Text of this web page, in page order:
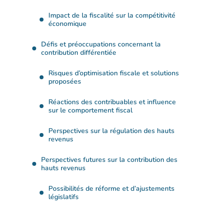
Impact de la fiscalité sur la compétitivité
économique
Défis et préoccupations concernant la
contribution différentiée
Risques d’optimisation fiscale et solutions
proposées
Réactions des contribuables et influence
sur le comportement fiscal
Perspectives sur la régulation des hauts
revenus
Perspectives futures sur la contribution des
hauts revenus
Possibilités de réforme et d’ajustements
législatifs